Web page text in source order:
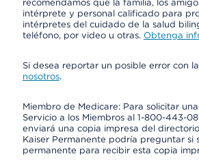
recomendamos que la familia, los
intérprete y personal calificado para
intérpretes del cuidado de la salud
teléfono, por video u otras. Obtenga
Si desea reportar un posible error con
nosotros.
Miembro de Medicare: Para solicitar
Servicio a los Miembros al 1-800-443-
enviará una copia impresa del
Kaiser Permanente podría preguntar si
permanente para recibir esta copia